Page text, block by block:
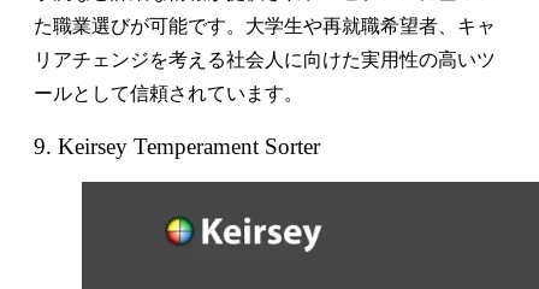
た職業選びが可能です。大学生や再就職希望者、キャ
リアチェンジを考える社会人に向けた実用性の高いツ
ールとして信頼されています。
9. Keirsey Temperament Sorter